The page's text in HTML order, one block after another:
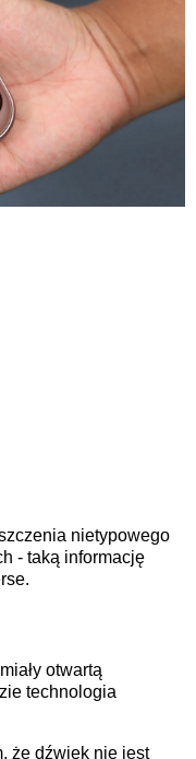
nietypowego
- taką informację
otwartą
technologia
że dźwięk nie jest